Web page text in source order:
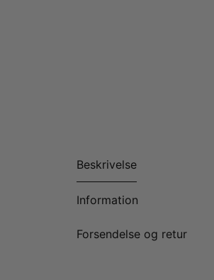
Beskrivelse
Information
Forsendelse og retur